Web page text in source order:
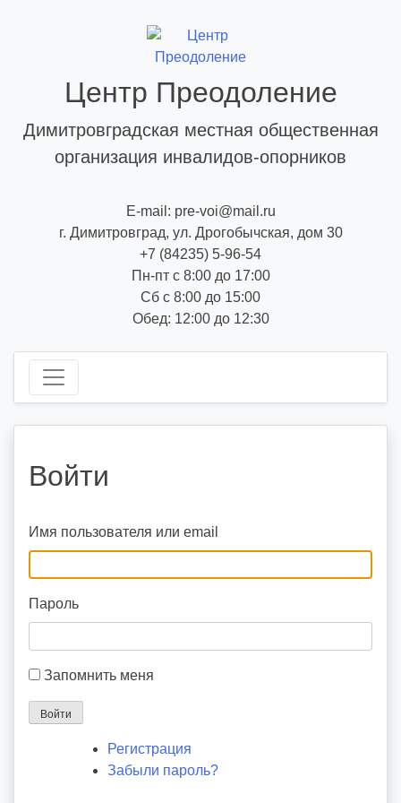
Центр Преодоление
Димитровградская местная общественная
организация инвалидов-опорников
E-mail: pre-voi@mail.ru
г. Димитровград, ул. Дрогобычская, дом 30
+7 (84235) 5-96-54
Пн-пт с 8:00 до 17:00
Сб с 8:00 до 15:00
Обед: 12:00 до 12:30
Войти
Имя пользователя или email
Пароль
Запомнить меня
Войти
Регистрация
Забыли пароль?